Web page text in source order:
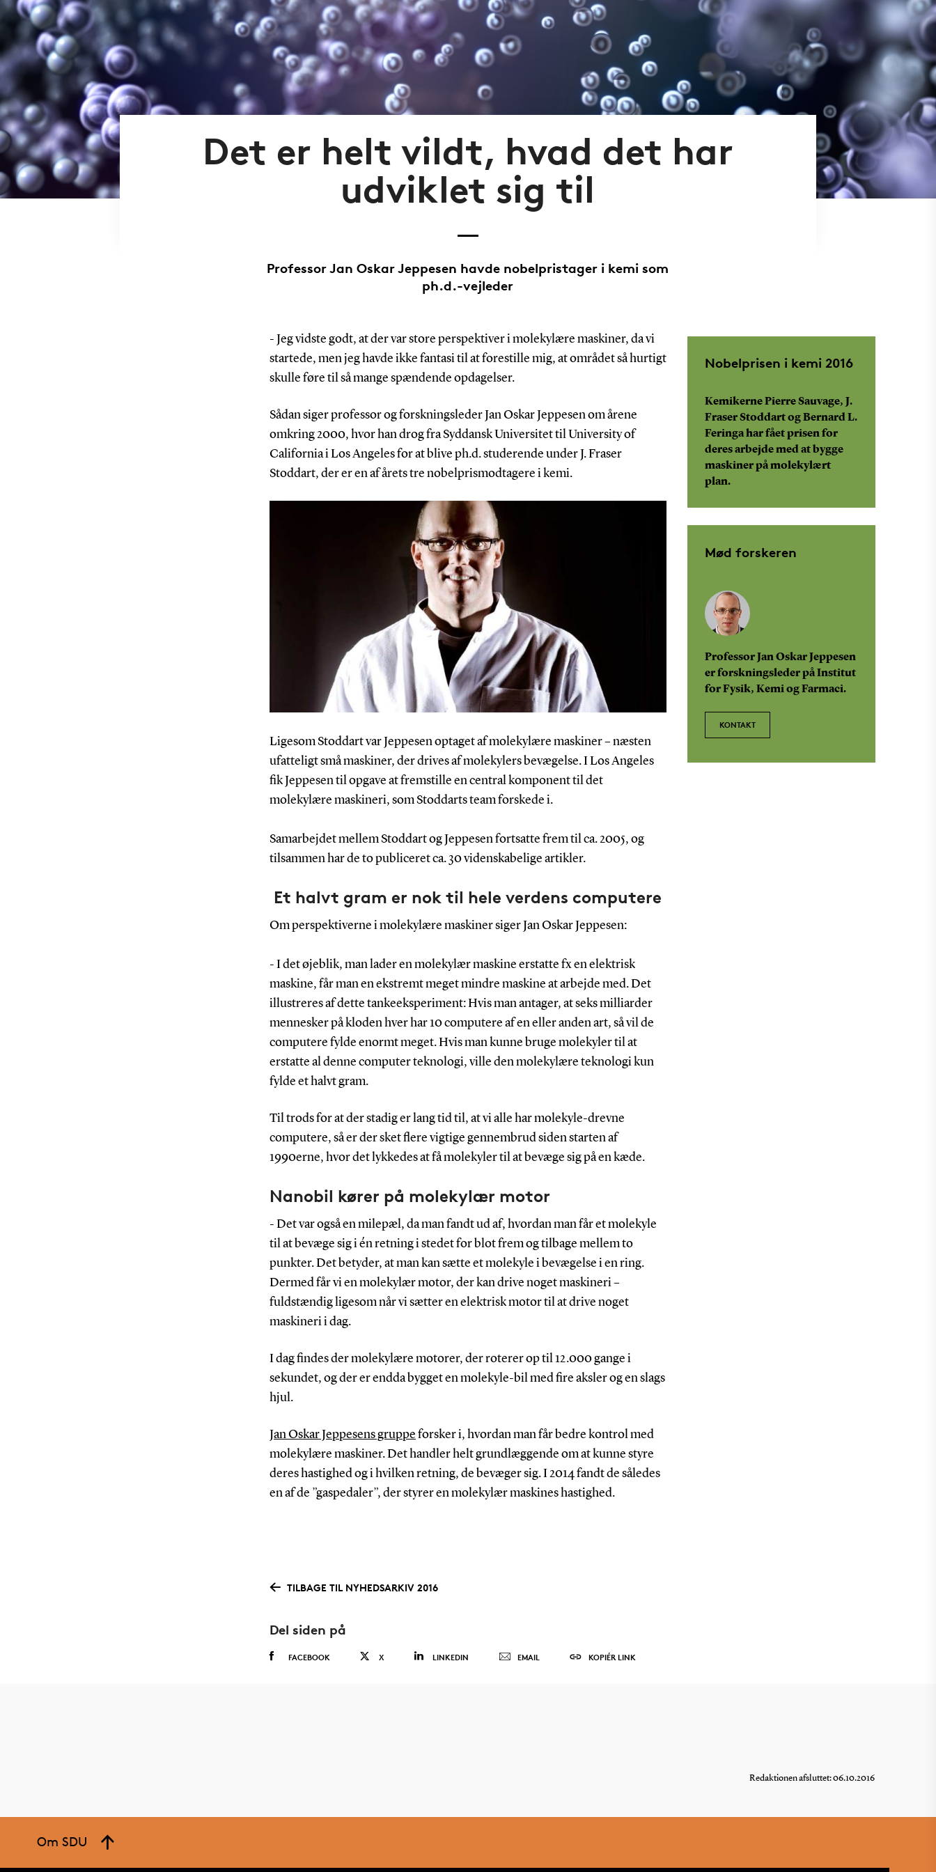
Det er helt vildt, hvad det har
udviklet sig til
Professor Jan Oskar Jeppesen havde nobelpristager i kemi som
ph.d.-vejleder
- Jeg vidste godt, at der var store perspektiver i molekylære maskiner, da vi
startede, men jeg havde ikke fantasi til at forestille mig, at området så hurtigt
skulle føre til så mange spændende opdagelser.
Sådan siger professor og forskningsleder Jan Oskar Jeppesen om årene
omkring 2000, hvor han drog fra Syddansk Universitet til University of
California i Los Angeles for at blive ph.d. studerende under J. Fraser
Stoddart, der er en af årets tre nobelprismodtagere i kemi.
Ligesom Stoddart var Jeppesen optaget af molekylære maskiner – næsten
ufatteligt små maskiner, der drives af molekylers bevægelse. I Los Angeles
fik Jeppesen til opgave at fremstille en central komponent til det
molekylære maskineri, som Stoddarts team forskede i.
Samarbejdet mellem Stoddart og Jeppesen fortsatte frem til ca. 2005, og
tilsammen har de to publiceret ca. 30 videnskabelige artikler.
Et halvt gram er nok til hele verdens computere
Om perspektiverne i molekylære maskiner siger Jan Oskar Jeppesen:
- I det øjeblik, man lader en molekylær maskine erstatte fx en elektrisk
maskine, får man en ekstremt meget mindre maskine at arbejde med. Det
illustreres af dette tankeeksperiment: Hvis man antager, at seks milliarder
mennesker på kloden hver har 10 computere af en eller anden art, så vil de
computere fylde enormt meget. Hvis man kunne bruge molekyler til at
erstatte al denne computer teknologi, ville den molekylære teknologi kun
fylde et halvt gram.
Til trods for at der stadig er lang tid til, at vi alle har molekyle-drevne
computere, så er der sket flere vigtige gennembrud siden starten af
1990erne, hvor det lykkedes at få molekyler til at bevæge sig på en kæde.
Nanobil kører på molekylær motor
- Det var også en milepæl, da man fandt ud af, hvordan man får et molekyle
til at bevæge sig i én retning i stedet for blot frem og tilbage mellem to
punkter. Det betyder, at man kan sætte et molekyle i bevægelse i en ring.
Dermed får vi en molekylær motor, der kan drive noget maskineri –
fuldstændig ligesom når vi sætter en elektrisk motor til at drive noget
maskineri i dag.
I dag findes der molekylære motorer, der roterer op til 12.000 gange i
sekundet, og der er endda bygget en molekyle-bil med fire aksler og en slags
hjul.
Jan Oskar Jeppesens gruppe forsker i, hvordan man får bedre kontrol med
molekylære maskiner. Det handler helt grundlæggende om at kunne styre
deres hastighed og i hvilken retning, de bevæger sig. I 2014 fandt de således
en af de ”gaspedaler”, der styrer en molekylær maskines hastighed.
Nobelprisen i kemi 2016
Kemikerne Pierre Sauvage, J.
Fraser Stoddart og Bernard L.
Feringa har fået prisen for
deres arbejde med at bygge
maskiner på molekylært
plan.
Mød forskeren
Professor Jan Oskar Jeppesen
er forskningsleder på Institut
for Fysik, Kemi og Farmaci.
KONTAKT
TILBAGE TIL NYHEDSARKIV 2016
Del siden på
FACEBOOK X LINKEDIN EMAIL KOPIÉR LINK
Redaktionen afsluttet: 06.10.2016
Om SDU